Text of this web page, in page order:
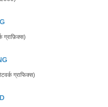
ग्राफ़िक्स)
ग्राफिक्स)